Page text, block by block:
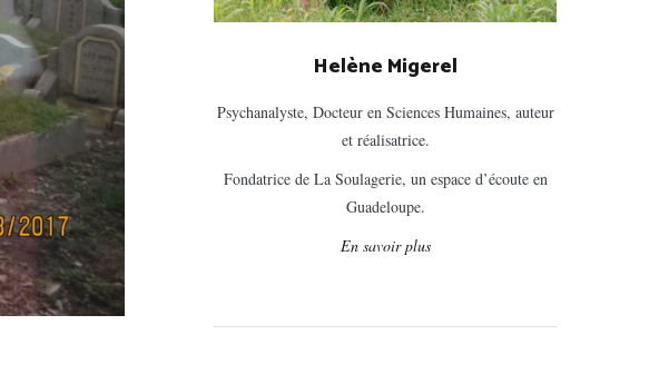
Helène Migerel
Psychanalyste, Docteur en Sciences Humaines, auteur
et réalisatrice.
Fondatrice de La Soulagerie, un espace d’écoute en
Guadeloupe.
En savoir plus